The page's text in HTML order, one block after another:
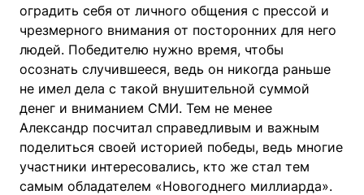
оградить себя от личного общения с прессой и
чрезмерного внимания от посторонних для него
людей. Победителю нужно время, чтобы
осознать случившееся, ведь он никогда раньше
не имел дела с такой внушительной суммой
денег и вниманием СМИ. Тем не менее
Александр посчитал справедливым и важным
поделиться своей историей победы, ведь многие
участники интересовались, кто же стал тем
самым обладателем «Новогоднего миллиарда».